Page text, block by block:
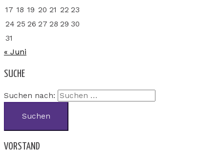
17 18 19 20 21 22 23
24 25 26 27 28 29 30
31
« Juni
SUCHE
Suchen nach:
VORSTAND